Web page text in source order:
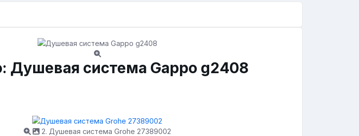
Душевая система Gappo g2408
2. Душевая система Grohe 27389002